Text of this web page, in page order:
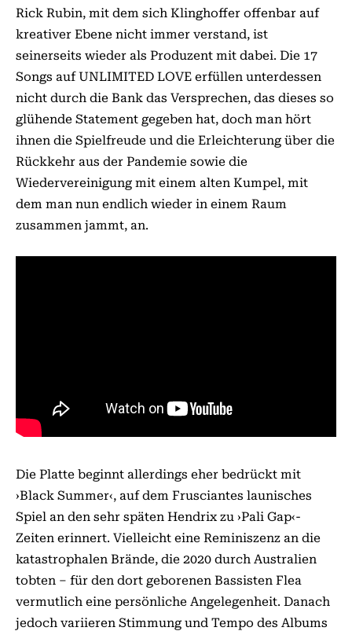
Rick Rubin, mit dem sich Klinghoffer offenbar auf
kreativer Ebene nicht immer verstand, ist
seinerseits wieder als Produzent mit dabei. Die 17
Songs auf UNLIMITED LOVE erfüllen unterdessen
nicht durch die Bank das Versprechen, das dieses so
glühende Statement gegeben hat, doch man hört
ihnen die Spielfreude und die Erleichterung über die
Rückkehr aus der Pandemie sowie die
Wiedervereinigung mit einem alten Kumpel, mit
dem man nun endlich wieder in einem Raum
zusammen jammt, an.
Die Platte beginnt allerdings eher bedrückt mit
›Black Summer‹, auf dem Frusciantes launisches
Spiel an den sehr späten Hendrix zu ›Pali Gap‹-
Zeiten erinnert. Vielleicht eine Reminiszenz an die
katastrophalen Brände, die 2020 durch Australien
tobten – für den dort geborenen Bassisten Flea
vermutlich eine persönliche Angelegenheit. Danach
jedoch variieren Stimmung und Tempo des Albums